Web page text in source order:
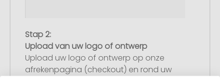
Stap 2:
Upload van uw logo of ontwerp
Upload uw logo of ontwerp op onze
afrekenpagina (checkout) en rond uw